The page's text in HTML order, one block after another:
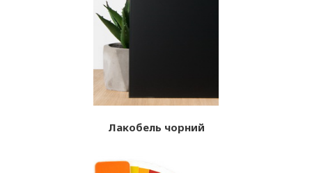
Лакобель чорний